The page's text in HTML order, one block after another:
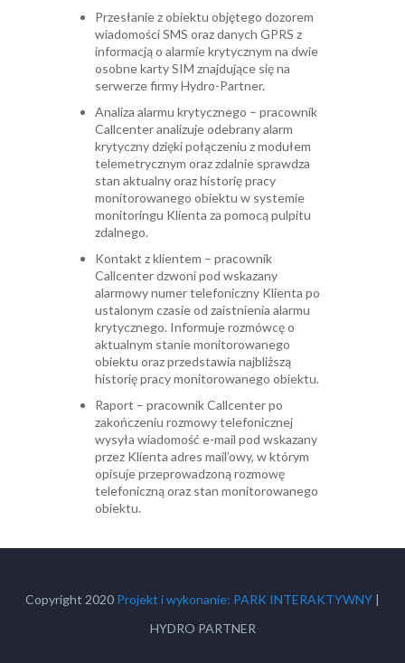
Przesłanie z obiektu objętego dozorem
wiadomości SMS oraz danych GPRS z
informacją o alarmie krytycznym na dwie
osobne karty SIM znajdujące się na
serwerze firmy Hydro-Partner.
Analiza alarmu krytycznego – pracownik
Callcenter analizuje odebrany alarm
krytyczny dzięki połączeniu z modułem
telemetrycznym oraz zdalnie sprawdza
stan aktualny oraz historię pracy
monitorowanego obiektu w systemie
monitoringu Klienta za pomocą pulpitu
zdalnego.
Kontakt z klientem – pracownik
Callcenter dzwoni pod wskazany
alarmowy numer telefoniczny Klienta po
ustalonym czasie od zaistnienia alarmu
krytycznego. Informuje rozmówcę o
aktualnym stanie monitorowanego
obiektu oraz przedstawia najbliższą
historię pracy monitorowanego obiektu.
Raport – pracownik Callcenter po
zakończeniu rozmowy telefonicznej
wysyła wiadomość e-mail pod wskazany
przez Klienta adres mail’owy, w którym
opisuje przeprowadzoną rozmowę
telefoniczną oraz stan monitorowanego
obiektu.
Copyright 2020 Projekt i wykonanie: PARK INTERAKTYWNY |
HYDRO PARTNER